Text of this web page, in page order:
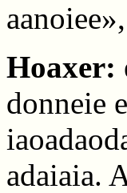
Hoaxer:
donneie
adaiaia.